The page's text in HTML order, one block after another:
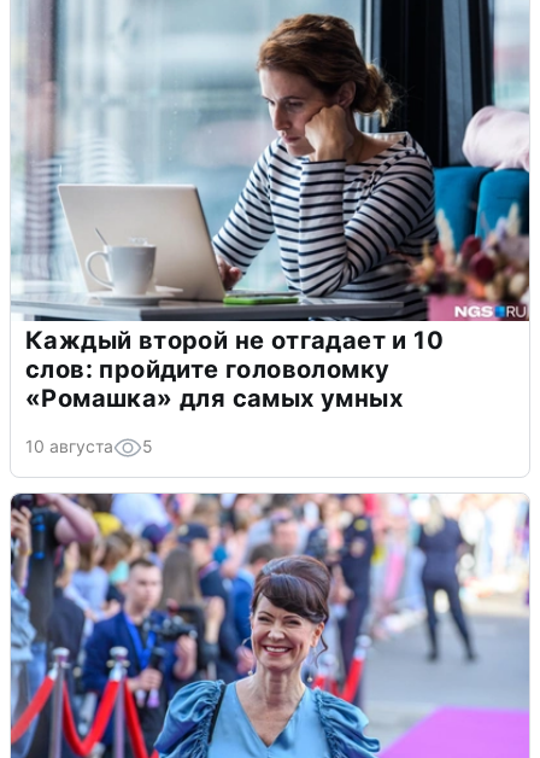
Каждый второй не отгадает и 10
слов: пройдите головоломку
«Ромашка» для самых умных
10 августа 5